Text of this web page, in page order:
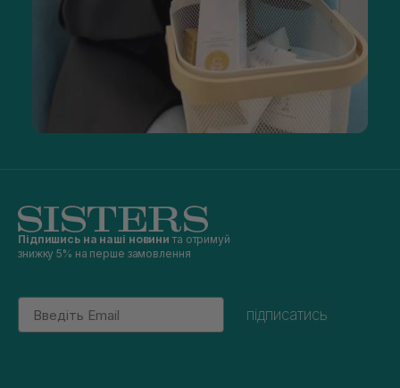
Підпишись на наші новини та отримуй
знижку 5% на перше замовлення
Email
підписатись